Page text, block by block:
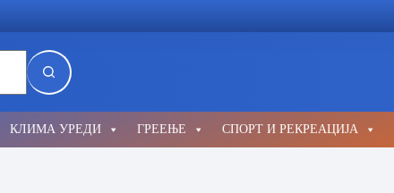
КЛИМА УРЕДИ ГРЕЕЊЕ СПОРТ И РЕКРЕАЦИЈА